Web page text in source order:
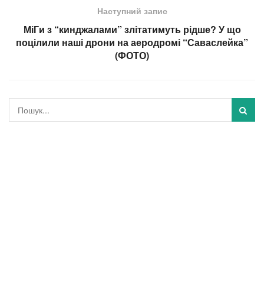
Наступний запис
МіГи з “кинджалами” злітатимуть рідше? У що
поцілили наші дрони на аеродромі “Саваслейка”
(ФОТО)